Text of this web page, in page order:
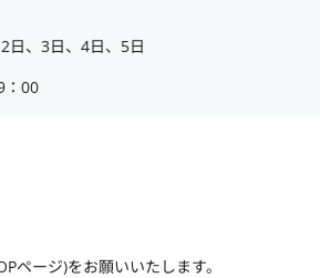
日、3日、4日、5日
：00
ページ)をお願いいたします。